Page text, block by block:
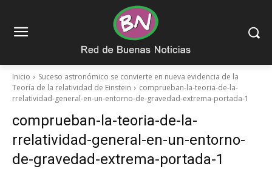
Inicio
Suceso astronómico se convierte en nueva evidencia de la
Teoría de la relatividad de Einstein
comprueban-la-teoria-de-la-
rrelatividad-general-en-un-entorno-de-gravedad-extrema-portada-1
comprueban-la-teoria-de-la-
rrelatividad-general-en-un-entorno-
de-gravedad-extrema-portada-1